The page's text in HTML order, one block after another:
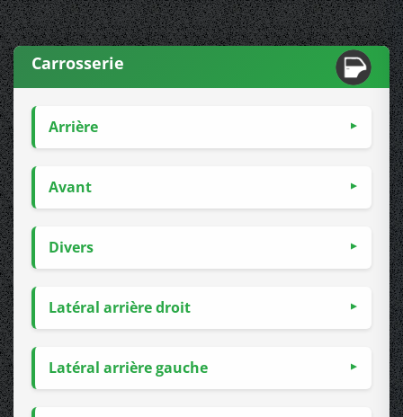
Carrosserie
Arrière
Avant
Divers
Latéral arrière droit
Latéral arrière gauche